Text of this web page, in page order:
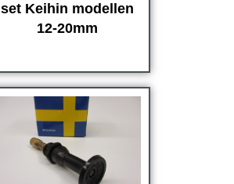
set Keihin modellen
12-20mm